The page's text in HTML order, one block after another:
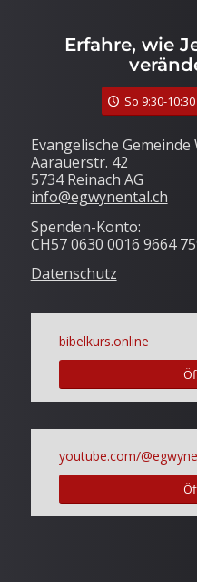
Erfahre, wie
So 9:30-
Evangelische Gemeinde
Aarauerstr. 42
5734 Reinach AG
info@egwynental.ch
Spenden-Konto:
CH57 0630 0016 9664
Datenschutz
bibelkurs.online
youtube.com/